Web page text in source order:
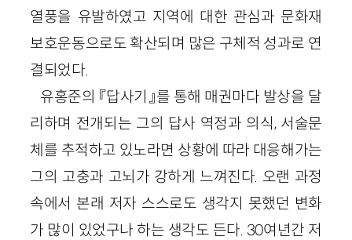
열풍을 유발하였고 지역에 대한 관심과 문화재
보호운동으로도 확산되며 많은 구체적 성과로 연
결되었다.
유홍준의 『답사기』를 통해 매권마다 발상을 달
리하며 전개되는 그의 답사 역정과 의식, 서술문
체를 추적하고 있노라면 상황에 따라 대응해가는
그의 고충과 고뇌가 강하게 느껴진다. 오랜 과정
속에서 본래 저자 스스로도 생각지 못했던 변화
가 많이 있었구나 하는 생각도 든다. 30여년간 저